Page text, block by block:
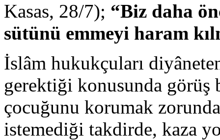
Kasas, 28/7); “Biz daha
sütünü emmeyi haram
İslâm hukukçuları
gerektiği konusunda
çocuğunu korumak
istemediği takdirde, kaza